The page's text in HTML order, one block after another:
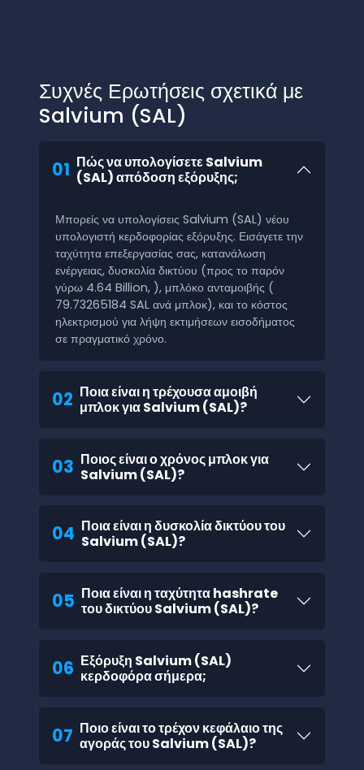
Συχνές Ερωτήσεις σχετικά με
Salvium (SAL)
01 Πώς να υπολογίσετε Salvium
(SAL) απόδοση εξόρυξης;
Μπορείς να υπολογίσεις Salvium (SAL) νέου
υπολογιστή κερδοφορίας εξόρυξης. Εισάγετε την
ταχύτητα επεξεργασίας σας, κατανάλωση
ενέργειας, δυσκολία δικτύου (προς το παρόν
γύρω 4.64 Billion, ), μπλόκο ανταμοιβής (
79.73265184 SAL ανά μπλοκ), και το κόστος
ηλεκτρισμού για λήψη εκτιμήσεων εισοδήματος
σε πραγματικό χρόνο.
02 Ποια είναι η τρέχουσα αμοιβή
μπλοκ για Salvium (SAL)?
03 Ποιος είναι ο χρόνος μπλοκ για
Salvium (SAL)?
04 Ποια είναι η δυσκολία δικτύου του
Salvium (SAL)?
05 Ποια είναι η ταχύτητα hashrate
του δικτύου Salvium (SAL)?
06 Εξόρυξη Salvium (SAL)
κερδοφόρα σήμερα;
07 Ποιο είναι το τρέχον κεφάλαιο της
αγοράς του Salvium (SAL)?